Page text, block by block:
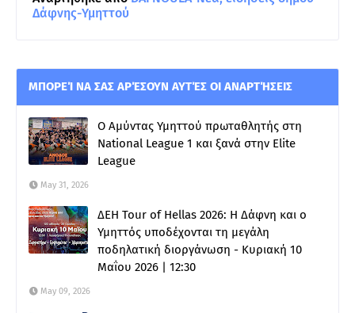
Δάφνης-Υμηττού
ΜΠΟΡΕΊ ΝΑ ΣΑΣ ΑΡΈΣΟΥΝ ΑΥΤΈΣ ΟΙ ΑΝΑΡΤΉΣΕΙΣ
Ο Αμύντας Υμηττού πρωταθλητής στη
National League 1 και ξανά στην Elite
League
May 31, 2026
ΔΕΗ Tour of Hellas 2026: Η Δάφνη και ο
Υμηττός υποδέχονται τη μεγάλη
ποδηλατική διοργάνωση - Κυριακή 10
Μαΐου 2026 | 12:30
May 09, 2026